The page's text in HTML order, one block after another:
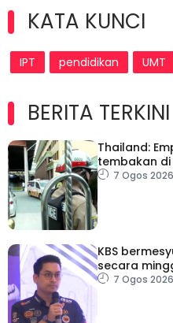
KATA KUNCI
IPT pendidikan UMT
BERITA TERKINI
Thailand:
tembakan
7 Ogos
KBS
secara
pastikan
7 Ogos